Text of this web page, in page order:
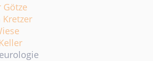
Götze
Kretzer